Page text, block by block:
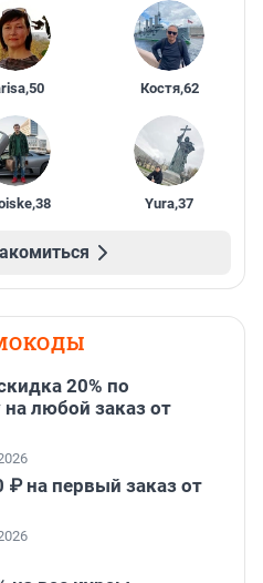
,50 Костя,62
,38 Yura,37
20% по
любой заказ от
₽ на первый заказ от